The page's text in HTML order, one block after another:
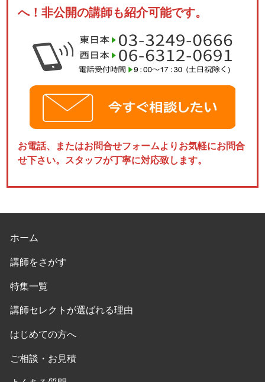
へ！非公開の講師も紹介可能です。
お電話、またはお問合せフォームよりお気軽にお問合
せ下さい。スタッフが丁寧に対応致します。
ホーム
講師をさがす
特集一覧
講師セレクトが選ばれる理由
はじめての方へ
ご相談・お見積